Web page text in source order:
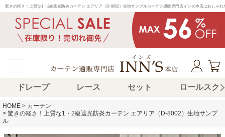
驚きの軽さ！上質な1・2級遮光防炎カーテン エアリア（D-8002）生地サンプルカーテン通販専門店インズ本店はおしゃ
ドレープ レース セット ロールスク
HOME
カーテン
驚きの軽さ！上質な1・2級遮光防炎カーテン エアリア（D-8002）生地サンプ
ル